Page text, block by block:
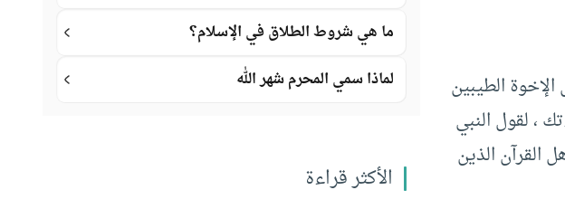
الطيبين
، لقول النبي
القرآن الذين
ما هي شروط الطلاق في الإسلام؟
لماذا سمي المحرم شهر الله
الأكثر قراءة